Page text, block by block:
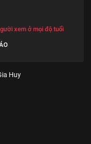
xem ở mọi độ tuổi
Huy
trường